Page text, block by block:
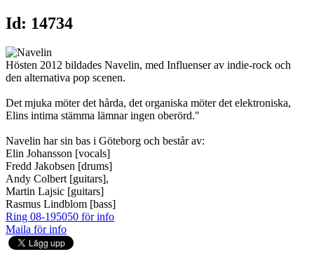
Id: 14734
Hösten 2012 bildades Navelin, med Influenser av indie-rock och
den alternativa pop scenen.
Det mjuka möter det hårda, det organiska möter det elektroniska,
Elins intima stämma lämnar ingen oberörd."
Navelin har sin bas i Göteborg och består av:
Elin Johansson [vocals]
Fredd Jakobsen [drums]
Andy Colbert [guitars],
Martin Lajsic [guitars]
Rasmus Lindblom [bass]
Ring 08-195050 för info
Maila för info